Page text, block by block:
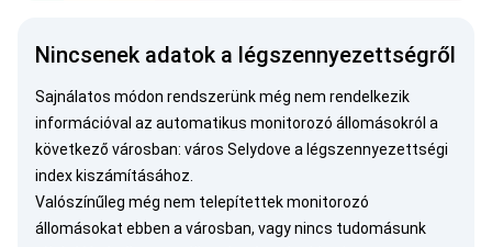
Nincsenek adatok a légszennyezettségről
Sajnálatos módon rendszerünk még nem rendelkezik
információval az automatikus monitorozó állomásokról a
következő városban: város Selydove a légszennyezettségi
index kiszámításához.
Valószínűleg még nem telepítettek monitorozó
állomásokat ebben a városban, vagy nincs tudomásunk